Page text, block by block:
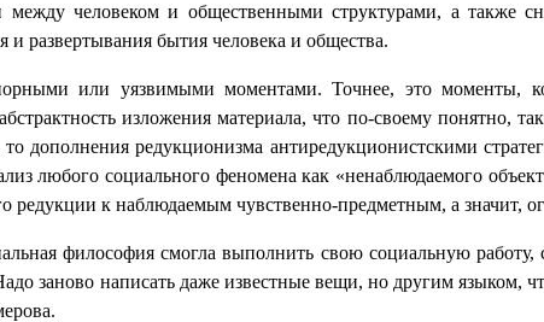
человеком и общественными структурами, а также
развертывания бытия человека и общества.
или уязвимыми моментами. Точнее, это моменты,
изложения материала, что по-своему понятно,
дополнения редукционизма антиредукционистскими
любого социального феномена как «ненаблюдаемого
редукции к наблюдаемым чувственно-предметным, а значит,
философия смогла выполнить свою социальную работу,
заново написать даже известные вещи, но другим языком,